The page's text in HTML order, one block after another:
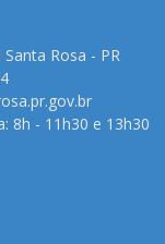
Rosa - PR
8h - 11h30 e 13h30